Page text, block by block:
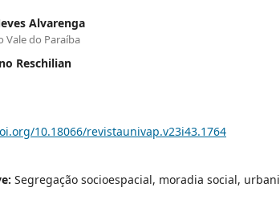
Alvarenga
Vale do Paraíba
Reschilian
10.18066/revistaunivap.v23i43.1764
Segregação socioespacial, moradia social,